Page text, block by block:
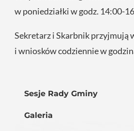
w poniedziałki w godz. 14:00-
Sekretarz i Skarbnik przyjmują
i wniosków codziennie w
Sesje Rady Gminy
Galeria